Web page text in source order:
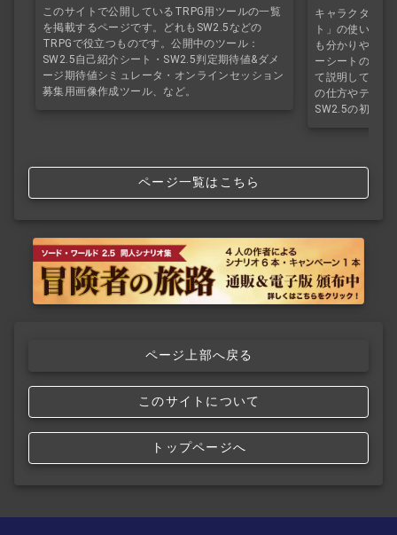
このサイトで公開しているTRPG用ツールの一覧
を掲載するページです。どれもSW2.5などの
TRPGで役立つものです。公開中のツール：
SW2.5自己紹介シート・SW2.5判定期待値&ダメ
ージ期待値シミュレータ・オンラインセッション
募集用画像作成ツール、など。
キャラクターシ
ト」の使い方
も分かりやすく
ーシートの作り
て説明していき
の仕方やテキス
SW2.5の初心者
ページ一覧はこちら
ページ上部へ戻る
このサイトについて
トップページへ